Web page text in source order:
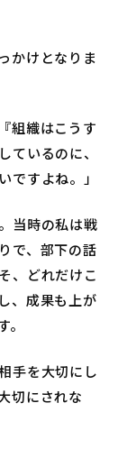
かけとなりま
組織はこうす
ているのに、
ですよね。」
当時の私は戦
で、部下の話
、どれだけこ
、成果も上が
手を大切にし
切にされな